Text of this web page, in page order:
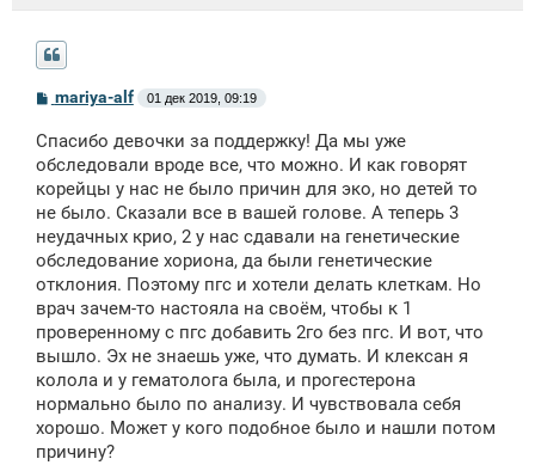
С
б
щ
н
и
mariya-alf 01 дек 2019, 09:19
Спасибо девочки за поддержку! Да мы уже
обследовали вроде все, что можно. И как говорят
корейцы у нас не было причин для эко, но детей то
не было. Сказали все в вашей голове. А теперь 3
неудачных крио, 2 у нас сдавали на генетические
обследование хориона, да были генетические
отклония. Поэтому пгс и хотели делать клеткам. Но
врач зачем-то настояла на своём, чтобы к 1
проверенному с пгс добавить 2го без пгс. И вот, что
вышло. Эх не знаешь уже, что думать. И клексан я
колола и у гематолога была, и прогестерона
нормально было по анализу. И чувствовала себя
хорошо. Может у кого подобное было и нашли потом
причину?